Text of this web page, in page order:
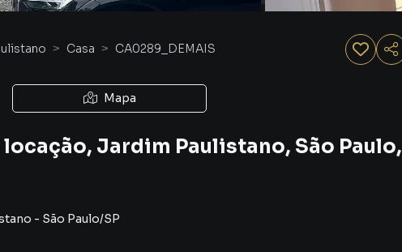
Casa CA0289_DEMAIS
Mapa
locação, Jardim Paulistano, São Paulo,
- São Paulo/SP